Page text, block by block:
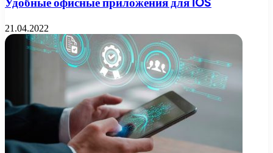
21.04.2022